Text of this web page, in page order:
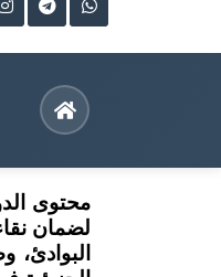
محتوى
لضمان